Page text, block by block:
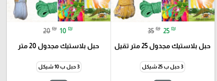
35 ₪ 25 ₪
حبل بلاستيك مجدول 25 متر تقيل
3 حبل ب 25 شيكل
20 ₪ 10 ₪
حبل بلاستيك مجدول 20 متر
3 حبل ب 10 شيكل